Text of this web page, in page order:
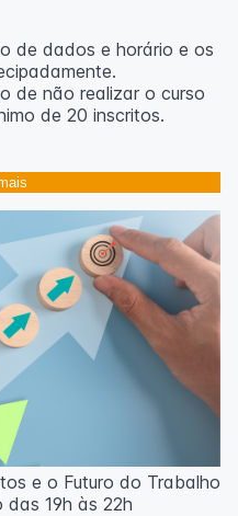
de dados e horário e os
de não realizar o curso
de 20 inscritos.
e o Futuro do Trabalho
19h às 22h